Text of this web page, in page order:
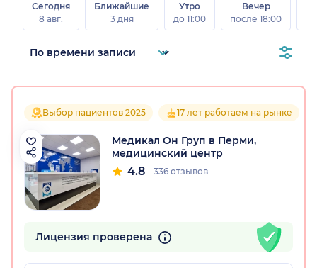
Сегодня
8 авг.
Ближайшие
3 дня
Утро
до 11:00
Вечер
после 18:00
Выбор пациентов 2025 17 лет работаем на рынке
Медикал Он Груп в Перми,
медицинский центр
4.8 336 отзывов
Лицензия проверена